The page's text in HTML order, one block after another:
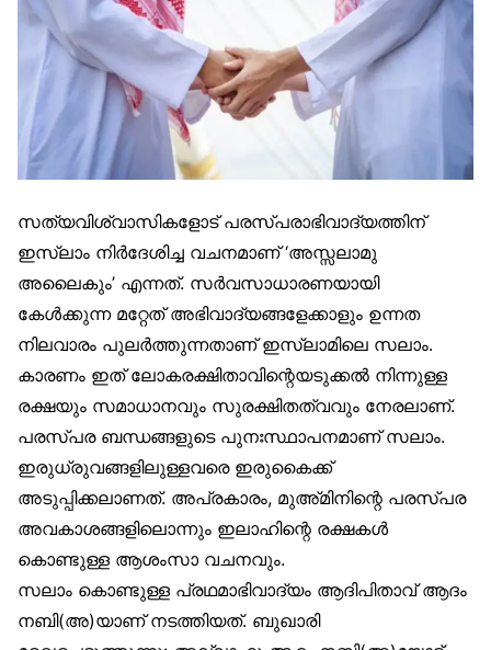
സത്യവിശ്വാസികളോട് പരസ്പരാഭിവാദ്യത്തിന്
ഇസ്‌ലാം നിർദേശിച്ച വചനമാണ് ‘അസ്സലാമു
അലൈകും’ എന്നത്. സർവസാധാരണയായി
കേൾക്കുന്ന മറ്റേത് അഭിവാദ്യങ്ങളേക്കാളും ഉന്നത
നിലവാരം പുലർത്തുന്നതാണ് ഇസ്‌ലാമിലെ സലാം.
കാരണം ഇത് ലോകരക്ഷിതാവിന്റെയടുക്കൽ നിന്നുള്ള
രക്ഷയും സമാധാനവും സുരക്ഷിതത്വവും നേരലാണ്.
പരസ്പര ബന്ധങ്ങളുടെ പുനഃസ്ഥാപനമാണ് സലാം.
ഇരുധ്രുവങ്ങളിലുള്ളവരെ ഇരുകൈക്ക്
അടുപ്പിക്കലാണത്. അപ്രകാരം, മുഅ്മിനിന്റെ പരസ്പര
അവകാശങ്ങളിലൊന്നും ഇലാഹിന്റെ രക്ഷകൾ
കൊണ്ടുള്ള ആശംസാ വചനവും.
സലാം കൊണ്ടുള്ള പ്രഥമാഭിവാദ്യം ആദിപിതാവ് ആദം
നബി(അ)യാണ് നടത്തിയത്. ബുഖാരി